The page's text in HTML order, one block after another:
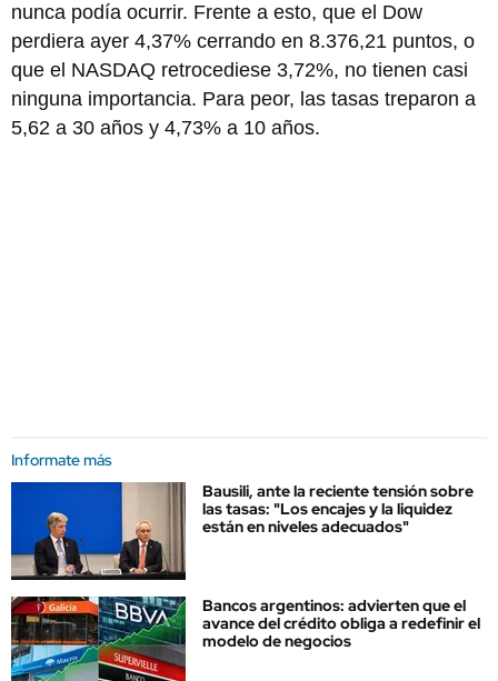
nunca podía ocurrir. Frente a esto, que el Dow
perdiera ayer 4,37% cerrando en 8.376,21 puntos, o
que el NASDAQ retrocediese 3,72%, no tienen casi
ninguna importancia. Para peor, las tasas treparon a
5,62 a 30 años y 4,73% a 10 años.
Informate más
Bausili, ante la reciente tensión sobre
las tasas: "Los encajes y la liquidez
están en niveles adecuados"
Bancos argentinos: advierten que el
avance del crédito obliga a redefinir el
modelo de negocios